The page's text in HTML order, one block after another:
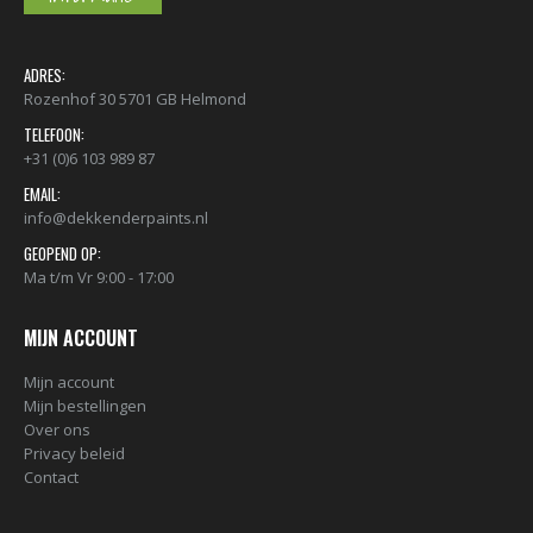
ADRES:
Rozenhof 30 5701 GB Helmond
TELEFOON:
+31 (0)6 103 989 87
EMAIL:
info@dekkenderpaints.nl
GEOPEND OP:
Ma t/m Vr 9:00 - 17:00
MIJN ACCOUNT
Mijn account
Mijn bestellingen
Over ons
Privacy beleid
Contact